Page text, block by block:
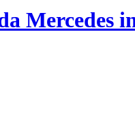
Mercedes